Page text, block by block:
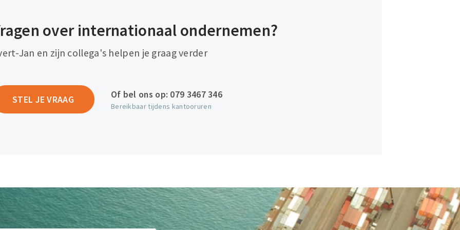
over internationaal ondernemen?
Jan en zijn collega's helpen je graag verder
STEL JE VRAAG Of bel ons op: 079 3467 346
Bereikbaar tijdens kantooruren